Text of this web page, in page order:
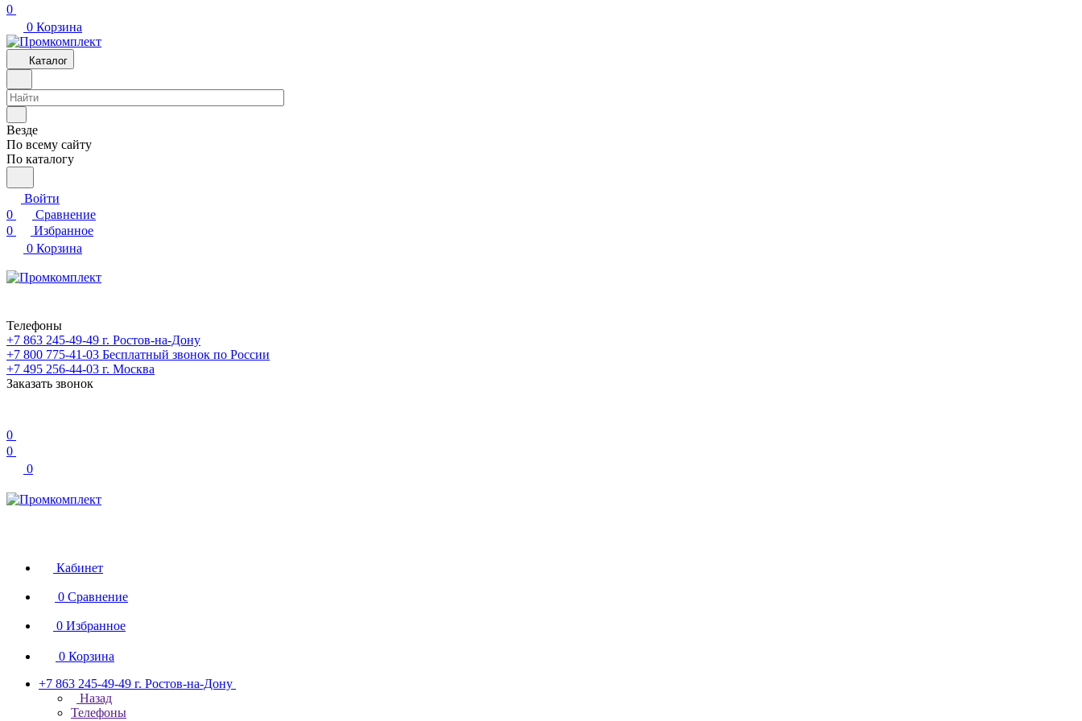
0
0 Корзина
Каталог
Везде
По всему сайту
По каталогу
Войти
0
Сравнение
0
Избранное
0 Корзина
Телефоны
+7 863 245-49-49 г. Ростов-на-Дону
+7 800 775-41-03 Бесплатный звонок по России
+7 495 256-44-03 г. Москва
Заказать звонок
0
0
0
Кабинет
0 Сравнение
0 Избранное
0 Корзина
+7 863 245-49-49 г. Ростов-на-Дону
Назад
Телефоны